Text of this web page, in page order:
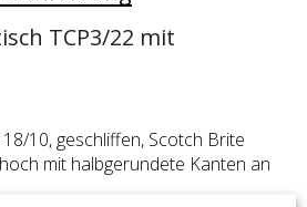
TCP3/22 mit
10, geschliffen, Scotch Brite
mit halbgerundete Kanten an